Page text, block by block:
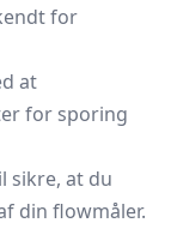
for
at
for sporing
sikre, at du
din flowmåler.